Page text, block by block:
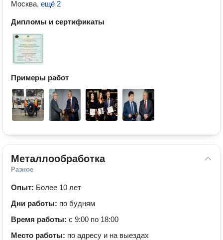
Москва, ещё 2
Дипломы и сертификаты
Примеры работ
Металлообработка
Разное
Опыт: Более 10 лет
Дни работы: по будням
Время работы: с 9:00 по 18:00
Место работы: по адресу и на выездах